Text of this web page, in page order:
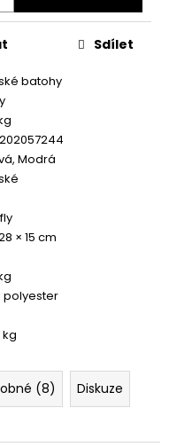
batohy
Modrá
× 15 cm
polyester
kg
Sdílet
(8)
Diskuze